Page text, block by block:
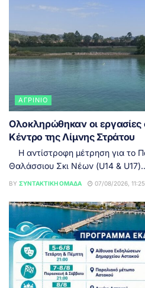
ΑΓΡΊΝΙΟ
Ολοκληρώθηκαν οι εργασίες
Κέντρο της Λίμνης Στράτου
Η αντίστροφη μέτρηση για το
Θαλάσσιου Σκι Νέων (U14 &
BY ΣΥΝΤΑΚΤΙΚΉ ΟΜΆΔΑ 07/08/2026, 11:25